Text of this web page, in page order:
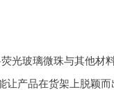
光玻璃微珠与其他材
产品在货架上脱颖而